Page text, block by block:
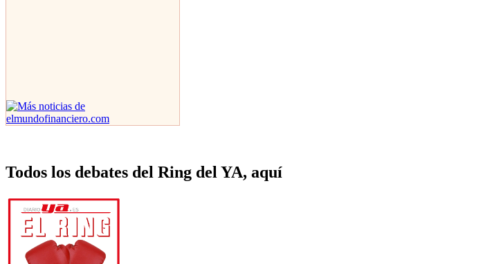
Todos los debates del Ring del YA, aquí